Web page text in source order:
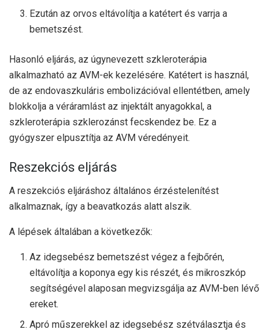
Ezután az orvos eltávolítja a katétert és varrja a
bemetszést.
Hasonló eljárás, az úgynevezett szkleroterápia
alkalmazható az AVM-ek kezelésére. Katétert is használ,
de az endovaszkuláris embolizációval ellentétben, amely
blokkolja a véráramlást az injektált anyagokkal, a
szkleroterápia szklerozánst fecskendez be. Ez a
gyógyszer elpusztítja az AVM véredényeit.
Reszekciós eljárás
A reszekciós eljáráshoz általános érzéstelenítést
alkalmaznak, így a beavatkozás alatt alszik.
A lépések általában a következők:
Az idegsebész bemetszést végez a fejbőrén,
eltávolítja a koponya egy kis részét, és mikroszkóp
segítségével alaposan megvizsgálja az AVM-ben lévő
ereket.
Apró műszerekkel az idegsebész szétválasztja és